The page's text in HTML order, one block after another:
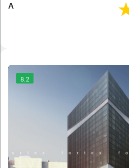
А
8.2